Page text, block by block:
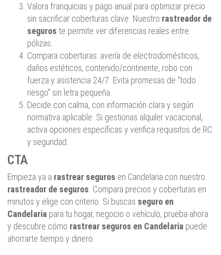
Valora franquicias y pago anual para optimizar precio
sin sacrificar coberturas clave. Nuestro rastreador de
seguros te permite ver diferencias reales entre
pólizas.
Compara coberturas: avería de electrodomésticos,
daños estéticos, contenido/continente, robo con
fuerza y asistencia 24/7. Evita promesas de "todo
riesgo" sin letra pequeña.
Decide con calma, con información clara y según
normativa aplicable. Si gestionas alquiler vacacional,
activa opciones específicas y verifica requisitos de RC
y seguridad.
CTA
Empieza ya a rastrear seguros en Candelaria con nuestro
rastreador de seguros. Compara precios y coberturas en
minutos y elige con criterio. Si buscas seguro en
Candelaria para tu hogar, negocio o vehículo, prueba ahora
y descubre cómo rastrear seguros en Candelaria puede
ahorrarte tiempo y dinero.